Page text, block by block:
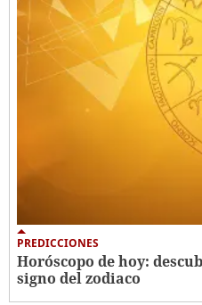
PREDICCIONES
Horóscopo de hoy:
signo del zodiaco